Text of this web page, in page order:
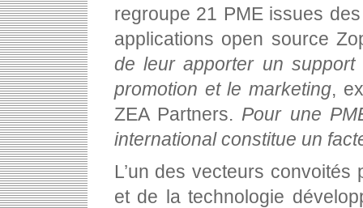
regroupe 21 PME issues
applications open source
de leur apporter un
promotion et le marketing,
ZEA Partners. Pour une
international constitue un
L’un des vecteurs
et de la technologie